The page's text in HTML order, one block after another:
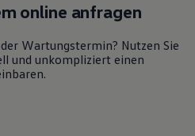
online anfragen
Wartungstermin? Nutzen Sie
und unkompliziert einen